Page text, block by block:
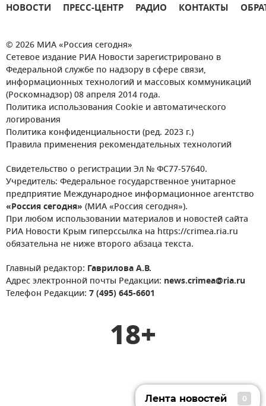
НОВОСТИ ПРЕСС-ЦЕНТР РАДИО КОНТАКТЫ
© 2026 МИА «Россия сегодня»
Сетевое издание РИА Новости зарегистрировано в
Федеральной службе по надзору в сфере связи,
информационных технологий и массовых коммуникаций
(Роскомнадзор) 08 апреля 2014 года.
Политика использования Cookie и автоматического
логирования
Политика конфиденциальности (ред. 2023 г.)
Правила применения рекомендательных технологий
Свидетельство о регистрации Эл № ФС77-57640.
Учредитель: Федеральное государственное унитарное
предприятие Международное информационное агентство
«Россия сегодня» (МИА «Россия сегодня»).
При любом использовании материалов и новостей сайта
РИА Новости Крым гиперссылка на https://crimea.ria.ru
обязательна не ниже второго абзаца текста.
Главный редактор: Гаврилова А.В.
Адрес электронной почты Редакции: news.crimea@ria.ru
Телефон Редакции: 7 (495) 645-6601
18+
Лента новостей 0